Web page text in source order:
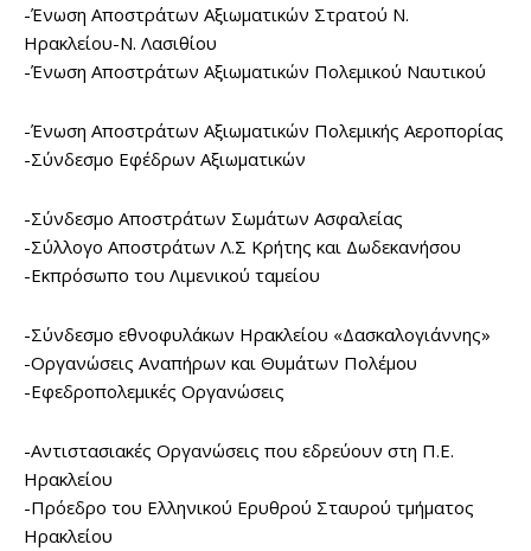
-Ένωση Αποστράτων Αξιωματικών Στρατού Ν.
Ηρακλείου-Ν. Λασιθίου
-Ένωση Αποστράτων Αξιωματικών Πολεμικού Ναυτικού
-Ένωση Αποστράτων Αξιωματικών Πολεμικής Αεροπορίας
-Σύνδεσμο Εφέδρων Αξιωματικών
-Σύνδεσμο Αποστράτων Σωμάτων Ασφαλείας
-Σύλλογο Αποστράτων Λ.Σ Κρήτης και Δωδεκανήσου
-Εκπρόσωπο του Λιμενικού ταμείου
-Σύνδεσμο εθνοφυλάκων Ηρακλείου «Δασκαλογιάννης»
-Οργανώσεις Αναπήρων και Θυμάτων Πολέμου
-Εφεδροπολεμικές Οργανώσεις
-Αντιστασιακές Οργανώσεις που εδρεύουν στη Π.Ε.
Ηρακλείου
-Πρόεδρο του Ελληνικού Ερυθρού Σταυρού τμήματος
Ηρακλείου